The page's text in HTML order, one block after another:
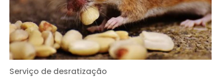
Serviço de desratização